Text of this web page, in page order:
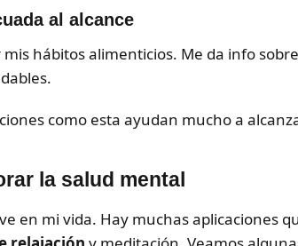
al alcance
hábitos alimenticios. Me da info
como esta ayudan mucho a
la salud mental
en mi vida. Hay muchas aplicaciones